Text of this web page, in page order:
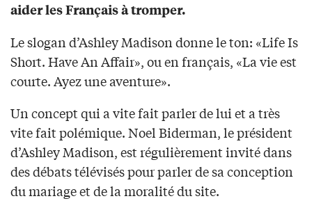
aider les Français à tromper.
Le slogan d’Ashley Madison donne le ton: «Life Is
Short. Have An Affair», ou en français, «La vie est
courte. Ayez une aventure».
Un concept qui a vite fait parler de lui et a très
vite fait polémique. Noel Biderman, le président
d’Ashley Madison, est régulièrement invité dans
des débats télévisés pour parler de sa conception
du mariage et de la moralité du site.